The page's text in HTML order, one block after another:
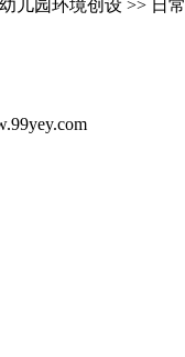
儿园环境创设 >> 日常